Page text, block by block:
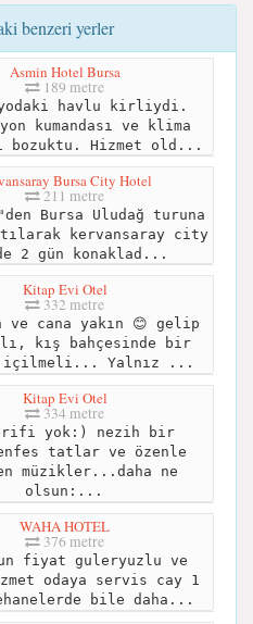
benzeri yerler
Asmin Hotel Bursa
189 metre
havlu kirliydi.
kumandası ve klima
bozuktu. Hizmet old...
Bursa City Hotel
211 metre
Bursa Uludağ turuna
kervansaray city
2 gün konaklad...
Kitap Evi Otel
332 metre
cana yakın 😊 gelip
kış bahçesinde bir
içilmeli... Yalnız ...
Kitap Evi Otel
334 metre
yok:) nezih bir
tatlar ve özenle
müzikler...daha ne
olsun:...
WAHA HOTEL
376 metre
fiyat guleryuzlu ve
odaya servis cay 1
bile daha...